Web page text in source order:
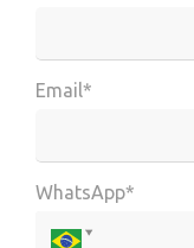
Email*
WhatsApp*